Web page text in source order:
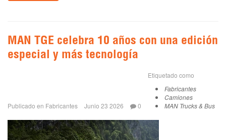
MAN TGE celebra 10 años con una edición
especial y más tecnología
Publicado en Fabricantes Junio 23 2026 0
Etiquetado como
Fabricantes
Camiones
MAN Trucks & Bus